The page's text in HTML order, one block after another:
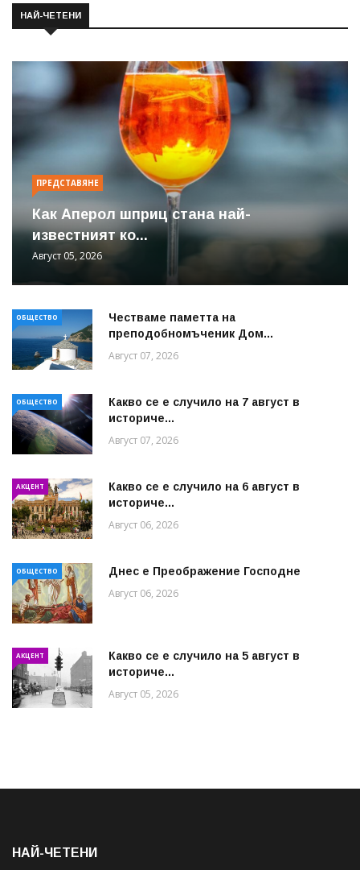
НАЙ-ЧЕТЕНИ
ПРЕДСТАВЯНЕ
Как Аперол шприц стана най-
известният ко...
Август 05, 2026
ОБЩЕСТВО
Честваме паметта на
преподобномъченик Дом...
Август 07, 2026
ОБЩЕСТВО
Какво се е случило на 7 август в
историче...
Август 07, 2026
АКЦЕНТ
Какво се е случило на 6 август в
историче...
Август 06, 2026
ОБЩЕСТВО Днес е Преображение Господне
Август 06, 2026
АКЦЕНТ
Какво се е случило на 5 август в
историче...
Август 05, 2026
НАЙ-ЧЕТЕНИ